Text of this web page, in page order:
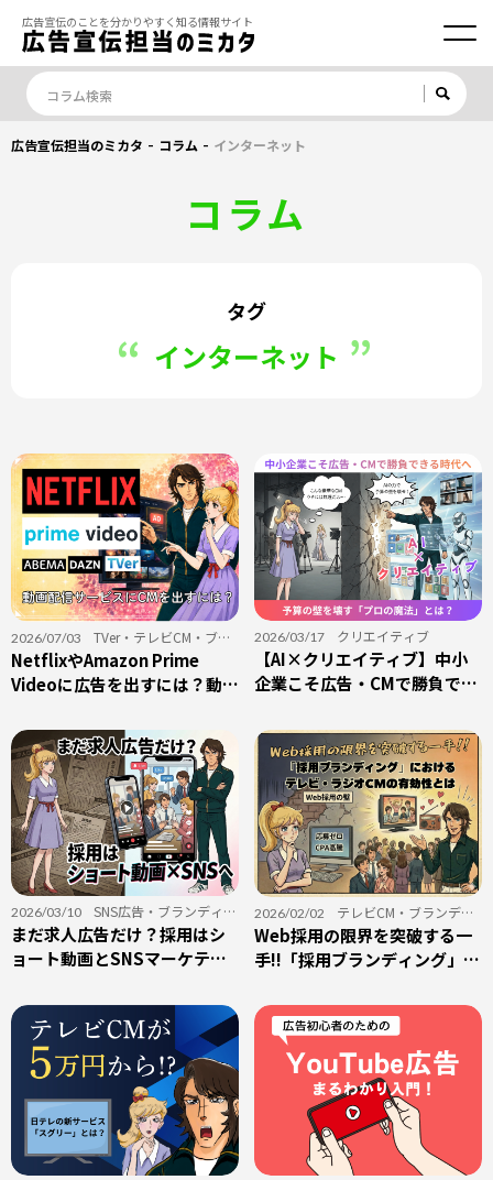
広告宣伝のことを分かりやすく知る情報サイト
広告宣伝担当のミカタ - コラム - インターネット
コラム
タグ
インターネット
2026/07/03 TVer・ テレビCM ・ ブラ
ンディング・動画配信サービス・
NetflixやAmazon Prime
Videoに広告を出すには？動画
初心者向けに解説
2026/03/17 クリエイティブ
【AI×クリエイティブ】中小
企業こそ広告・CMで勝負でき
「プロの魔法」とは？
2026/03/10 SNS広告 ・ ブランディン
グ・採用
まだ求人広告だけ？採用はシ
ョート動画とSNSマーケティ
2026/02/02 テレビCM ・ ブランディ
ング・ラジオCM・採用
Web採用の限界を突破する一
手!!「採用ブランディング」に
効性とは